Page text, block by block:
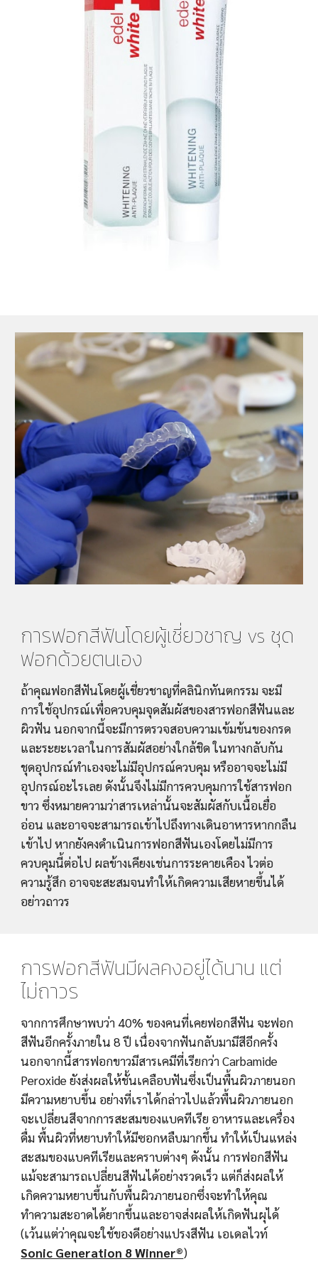
การฟอกสีฟันโดยผู้เชี่ยวชาญ vs ชุด
ฟอกด้วยตนเอง
ถ้าคุณฟอกสีฟันโดยผู้เชี่ยวชาญที่คลินิกทันตกรรม จะมี
การใช้อุปกรณ์เพื่อควบคุมจุดสัมผัสของสารฟอกสีฟันและ
ผิวฟัน นอกจากนี้จะมีการตรวจสอบความเข้มข้นของกรด
และระยะเวลาในการสัมผัสอย่างใกล้ชิด ในทางกลับกัน
ชุดอุปกรณ์ทำเองจะไม่มีอุปกรณ์ควบคุม หรืออาจจะไม่มี
อุปกรณ์อะไรเลย ดังนั้นจึงไม่มีการควบคุมการใช้สารฟอก
ขาว ซึ่งหมายความว่าสารเหล่านั้นจะสัมผัสกับเนื้อเยื่อ
อ่อน และอาจจะสามารถเข้าไปถึงทางเดินอาหารหากกลืน
เข้าไป หากยังคงดำเนินการฟอกสีฟันเองโดยไม่มีการ
ควบคุมนี้ต่อไป ผลข้างเคียงเช่นการระคายเคือง ไวต่อ
ความรู้สึก อาจจะสะสมจนทำให้เกิดความเสียหายขึ้นได้
อย่าวถาวร
การฟอกสีฟันมีผลคงอยู่ได้นาน แต่
ไม่ถาวร
จากการศึกษาพบว่า 40% ของคนที่เคยฟอกสีฟัน จะฟอก
สีฟันอีกครั้งภายใน 8 ปี เนื่องจากฟันกลับมามีสีอีกครั้ง
นอกจากนี้สารฟอกขาวมีสารเคมีที่เรียกว่า Carbamide
Peroxide ยังส่งผลให้ชั้นเคลือบฟันซึ่งเป็นพื้นผิวภายนอก
มีความหยาบขึ้น อย่างที่เราได้กล่าวไปแล้วพื้นผิวภายนอก
จะเปลี่ยนสีจากการสะสมของแบคทีเรีย อาหารและเครื่อง
ดื่ม พื้นผิวที่หยาบทำให้มีซอกหลืบมากขึ้น ทำให้เป็นแหล่ง
สะสมของแบคทีเรียและคราบต่างๆ ดังนั้น การฟอกสีฟัน
แม้จะสามารถเปลี่ยนสีฟันได้อย่างรวดเร็ว แต่ก็ส่งผลให้
เกิดความหยาบขึ้นกับพื้นผิวภายนอกซึ่งจะทำให้คุณ
ทำความสะอาดได้ยากขึ้นและอาจส่งผลให้เกิดฟันผุได้
Sonic Generation 8 Winner®)